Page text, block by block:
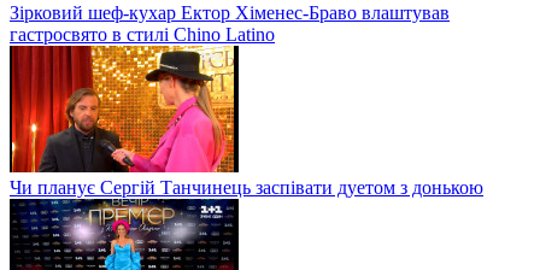
Зірковий шеф-кухар Ектор Хіменес-Браво влаштував
гастросвято в стилі Chino Latino
Чи планує Сергій Танчинець заспівати дуетом з донькою